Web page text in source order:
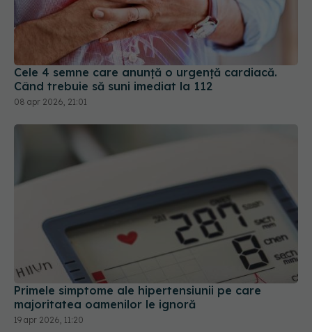
Cele 4 semne care anunță o urgență cardiacă.
Când trebuie să suni imediat la 112
08 apr 2026, 21:01
Primele simptome ale hipertensiunii pe care
majoritatea oamenilor le ignoră
19 apr 2026, 11:20